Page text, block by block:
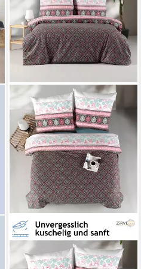
YADETEXTIL
Bettwäsche 200x220 cm,
Renforce, 3 teilig,